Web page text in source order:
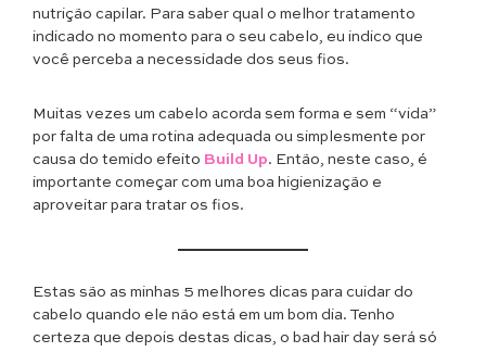
nutrição capilar. Para saber qual o melhor tratamento
indicado no momento para o seu cabelo, eu indico que
você perceba a necessidade dos seus fios.
Muitas vezes um cabelo acorda sem forma e sem “vida”
por falta de uma rotina adequada ou simplesmente por
causa do temido efeito Build Up. Então, neste caso, é
importante começar com uma boa higienização e
aproveitar para tratar os fios.
Estas são as minhas 5 melhores dicas para cuidar do
cabelo quando ele não está em um bom dia. Tenho
certeza que depois destas dicas, o bad hair day será só